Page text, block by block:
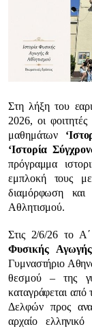
Στη λήξη του
2026, οι
μαθημάτων
‘Ιστορία
πρόγραμμα
εμπλοκή τους με
διαμόρφωση
Αθλητισμού.
Στις 2/6/26 το
Φυσικής
Γυμναστήριο
θεσμού – της
καταγράφεται
Δελφών προς
αρχαίο